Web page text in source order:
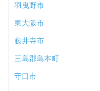
羽曳野市
東大阪市
藤井寺市
三島郡島本町
守口市